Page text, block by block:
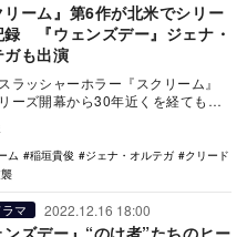
リーム』第6作が北米でシリー
録 『ウェンズデー』ジェナ・
ガも出演
ラッシャーホラー『スクリーム』
ーズ開幕から30年近くを経てもな
ム
稲垣貴俊 ジェナ・オルテガ
クリード
マ 2022.12.16 18:00
ンズデー』“のけ者”たちのヒー